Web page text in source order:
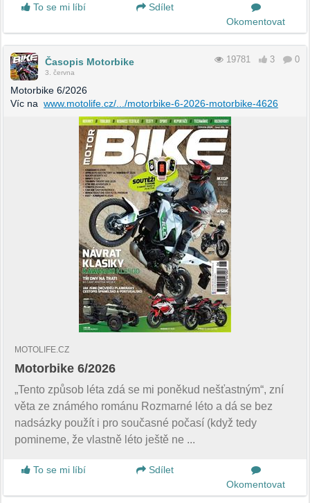
To se mi líbí
Sdílet
Okomentovat
Časopis Motorbike
3. června
19781 3 0
Motorbike 6/2026
Víc na www.motolife.cz/.../motorbike-6-2026-motorbike-4626
MOTOLIFE.CZ
Motorbike 6/2026
„Tento způsob léta zdá se mi poněkud nešťastným“, zní
věta ze známého románu Rozmarné léto a dá se bez
nadsázky použít i pro současné počasí (když tedy
pomineme, že vlastně léto ještě ne ...
To se mi líbí
Sdílet
Okomentovat